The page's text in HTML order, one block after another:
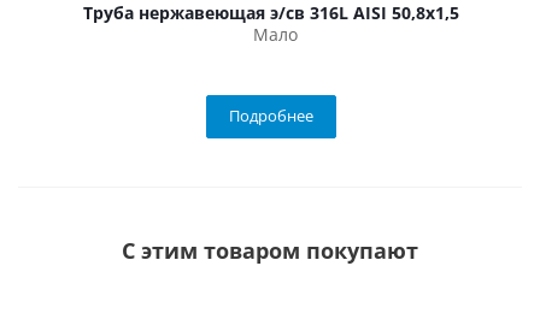
Труба нержавеющая э/св 316L AISI 50,8х1,5
Мало
Подробнее
С этим товаром покупают